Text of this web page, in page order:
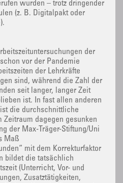
wurden – trotz dringender
(z. B. Digitalpakt oder
der
vor der Pandemie
der Lehrkräfte
sind, während die Zahl der
seit langer, langer Zeit
ist. In fast allen anderen
die durchschnittliche
Zeitraum dagegen gesunken
der Max-Träger-Stiftung/Uni
Maß
mit dem Korrekturfaktor
bildet die tatsächlich
(Unterricht, Vor- und
Zusatztätigkeiten,